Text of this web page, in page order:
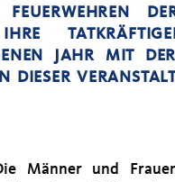
FEUERWEHREN
IHRE
JAHR MIT
DIESER
Männer und